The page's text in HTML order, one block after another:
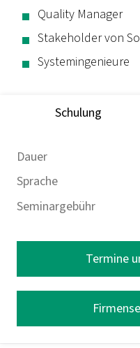
Schulung
Dauer
Sprache
Seminargebühr
Termine
Quality Manager
Stakeholder von
Systemingenieure